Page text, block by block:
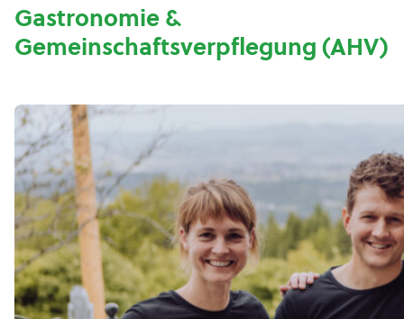
Gastronomie &
Gemeinschaftsverpflegung (AHV)